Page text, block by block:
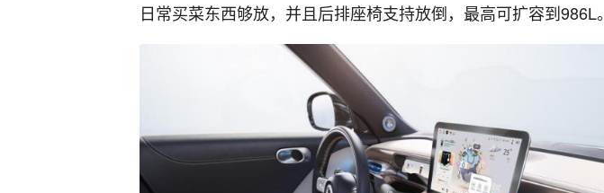
日常买菜东西够放，并且后排座椅支持放倒，最高可扩容到986L。